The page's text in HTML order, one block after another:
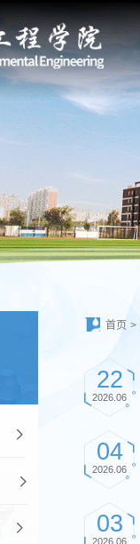
首页 >
22
2026.06
04
2026.06
03
2026.06